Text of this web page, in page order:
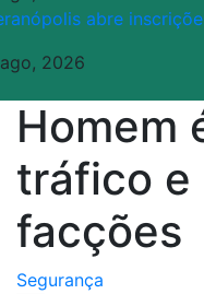
abre
2026
Homem
tráfico e
facções
Segurança